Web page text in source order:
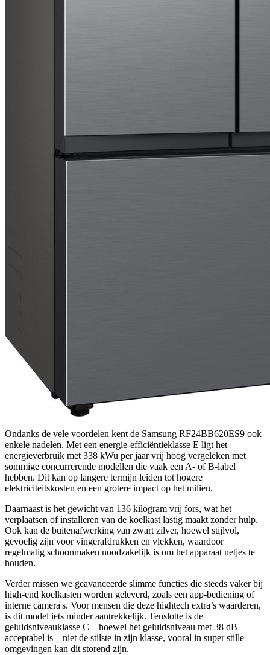
Ondanks de vele voordelen kent de Samsung RF24BB620ES9 ook
enkele nadelen. Met een energie-efficiëntieklasse E ligt het
energieverbruik met 338 kWu per jaar vrij hoog vergeleken met
sommige concurrerende modellen die vaak een A- of B-label
hebben. Dit kan op langere termijn leiden tot hogere
elektriciteitskosten en een grotere impact op het milieu.
Daarnaast is het gewicht van 136 kilogram vrij fors, wat het
verplaatsen of installeren van de koelkast lastig maakt zonder hulp.
Ook kan de buitenafwerking van zwart zilver, hoewel stijlvol,
gevoelig zijn voor vingerafdrukken en vlekken, waardoor
regelmatig schoonmaken noodzakelijk is om het apparaat netjes te
houden.
Verder missen we geavanceerde slimme functies die steeds vaker bij
high-end koelkasten worden geleverd, zoals een app-bediening of
interne camera's. Voor mensen die deze hightech extra’s waarderen,
is dit model iets minder aantrekkelijk. Tenslotte is de
geluidsniveauklasse C – hoewel het geluidsniveau met 38 dB
acceptabel is – niet de stilste in zijn klasse, vooral in super stille
omgevingen kan dit storend zijn.